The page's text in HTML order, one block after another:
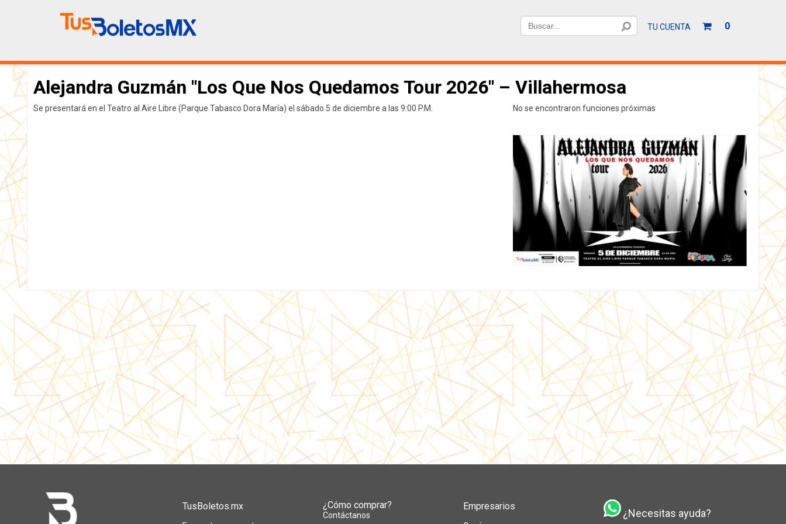
Tu
compras
0
TU CUENTA
Alejandra Guzmán "Los Que Nos Quedamos Tour 2026" – Villahermosa
No se encontraron funciones próximas
Se presentará en el Teatro al Aire Libre (Parque Tabasco Dora María) el sábado 5 de diciembre a las 9:00 P.M.
TusBoletos.mx ¿Cómo comprar?
Contáctanos
Empresarios
¿Necesitas ayuda?